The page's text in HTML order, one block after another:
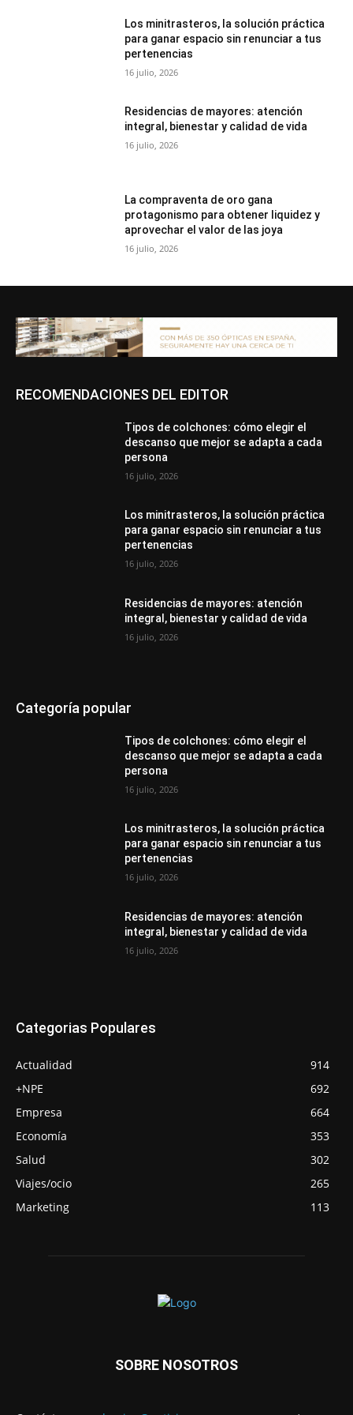
Los minitrasteros, la solución práctica
para ganar espacio sin renunciar a tus
pertenencias
16 julio, 2026
Residencias de mayores: atención
integral, bienestar y calidad de vida
16 julio, 2026
La compraventa de oro gana
protagonismo para obtener liquidez y
aprovechar el valor de las joya
16 julio, 2026
RECOMENDACIONES DEL EDITOR
Tipos de colchones: cómo elegir el
descanso que mejor se adapta a cada
persona
16 julio, 2026
Los minitrasteros, la solución práctica
para ganar espacio sin renunciar a tus
pertenencias
16 julio, 2026
Residencias de mayores: atención
integral, bienestar y calidad de vida
16 julio, 2026
Categoría popular
Tipos de colchones: cómo elegir el
descanso que mejor se adapta a cada
persona
16 julio, 2026
Los minitrasteros, la solución práctica
para ganar espacio sin renunciar a tus
pertenencias
16 julio, 2026
Residencias de mayores: atención
integral, bienestar y calidad de vida
16 julio, 2026
Categorias Populares
Actualidad
914
+NPE
692
Empresa
664
Economía
353
Salud
302
Viajes/ocio
265
Marketing
113
SOBRE NOSOTROS